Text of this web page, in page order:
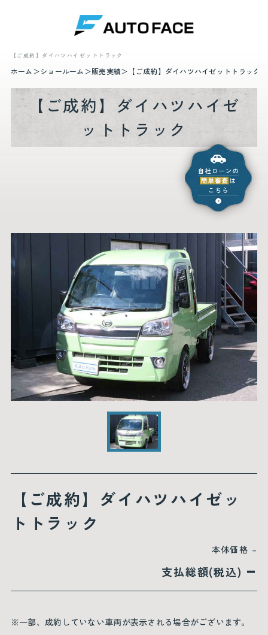
【ご成約】ダイハツハイゼットトラック
ホーム ショールーム 販売実績 【ご成約】ダイハツハイゼットトラック
【ご成約】ダイハツハイゼ
ットトラック
【ご成約】ダイハツハイゼッ
トトラック
本体価格 –
支払総額(税込) –
※一部、成約していない車両が表示される場合がございます。